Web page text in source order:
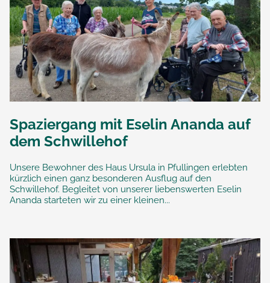
Spaziergang mit Eselin Ananda auf
dem Schwillehof
Unsere Bewohner des Haus Ursula in Pfullingen erlebten
kürzlich einen ganz besonderen Ausflug auf den
Schwillehof. Begleitet von unserer liebenswerten Eselin
Ananda starteten wir zu einer kleinen...